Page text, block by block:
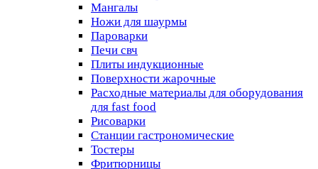
Мангалы
Ножи для шаурмы
Пароварки
Печи свч
Плиты индукционные
Поверхности жарочные
Расходные материалы для оборудования
для fast food
Рисоварки
Станции гастрономические
Тостеры
Фритюрницы